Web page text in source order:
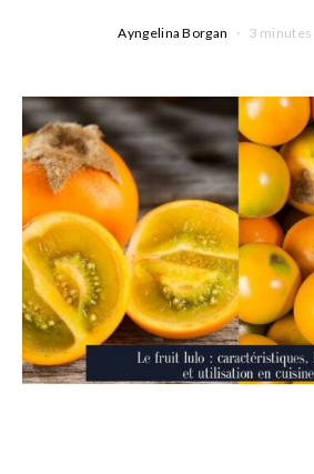
Ayngelina Borgan 3